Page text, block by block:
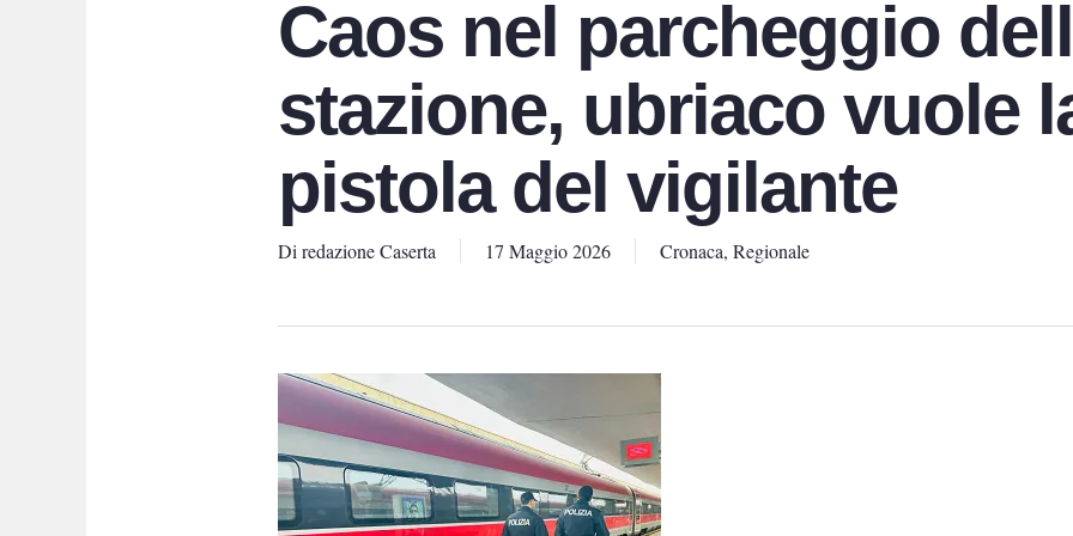
Caos nel parcheggio
stazione, ubriaco vuole
pistola del vigilante
Di redazione Caserta 17 Maggio 2026 Cronaca, Regionale